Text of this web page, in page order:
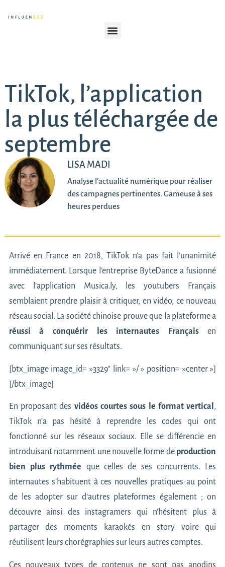
TikTok, l’application
la plus téléchargée de
septembre
LISA MADI
Analyse l'actualité numérique pour réaliser
des campagnes pertinentes. Gameuse à ses
heures perdues
Arrivé en France en 2018, TikTok n’a pas fait l’unanimité
immédiatement. Lorsque l’entreprise ByteDance a fusionné
avec l’application Musica.ly, les youtubers Français
semblaient prendre plaisir à critiquer, en vidéo, ce nouveau
réseau social. La société chinoise prouve que la plateforme a
réussi à conquérir les internautes Françaisen
communiquant sur ses résultats.
[btx_image image_id= »3329″ link= »/ » position= »center »]
[/btx_image]
En proposant des vidéos courtes sous le format vertical ,
TikTok n’a pas hésité à reprendre les codes qui ont
fonctionné sur les réseaux sociaux. Elle se différencie en
introduisant notamment une nouvelle forme de production
bien plus rythmée que celles de ses concurrents. Les
internautes s’habituent à ces nouvelles pratiques au point
de les adopter sur d’autres plateformes également ; on
découvre ainsi des instagramers qui n’hésitent plus à
partager des moments karaokés en story voire qui
réutilisent leurs chorégraphies sur leurs autres comptes.
Ces nouveaux types de contenus ne sont pas anodins